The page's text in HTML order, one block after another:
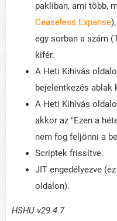
pakliban, ami több,
Ceaseless Expanse
egy sorban a szám
kifér.
A Heti Kihívás
bejelentkezés ablak
A Heti Kihívás
akkor az "Ezen a
nem fog feljönni a
Scriptek frissítve.
JIT engedélyezve
oldalon).
HSHU v29.4.7